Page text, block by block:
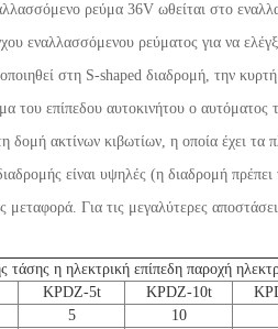
ρεύμα 36V ωθείται στο
εναλλασσόμενου ρεύματος για να
στη S-shaped διαδρομή, την
επίπεδου αυτοκινήτου ο αυτόματος
δομή ακτίνων κιβωτίων, η οποία έχει
είναι υψηλές (η διαδρομή
Για τις μεγαλύτερες
τάσης η ηλεκτρική επίπεδη παροχή
KPDZ-5t KPDZ-10t
5 10